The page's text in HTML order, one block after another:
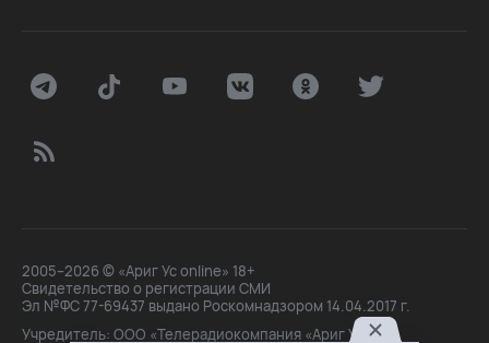
2005–2026 © «Ариг Ус online» 18+
Свидетельство о регистрации СМИ
Эл №ФС 77-69437 выдано Роскомнадзором 14.04.2017 г.
Учредитель: ООО «Телерадиокомпания «Ариг Ус»,